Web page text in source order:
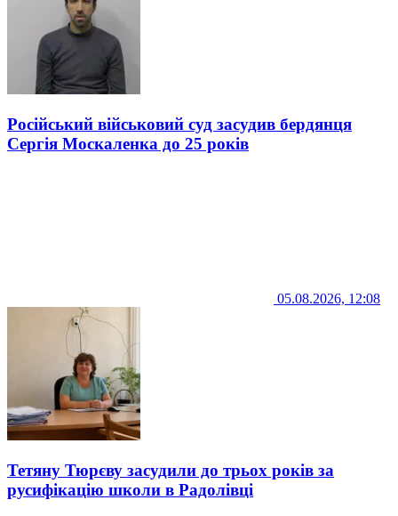
Російський військовий суд засудив бердянця
Сергія Москаленка до 25 років
05.08.2026, 12:08
Тетяну Тюрєву засудили до трьох років за
русифікацію школи в Радолівці